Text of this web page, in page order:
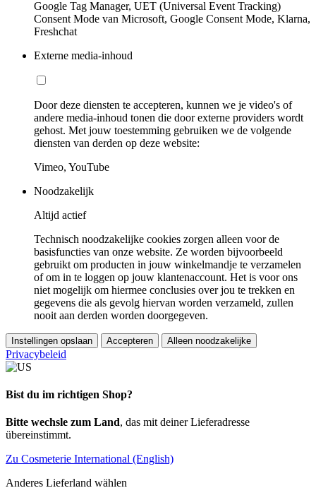
Google Tag Manager, UET (Universal Event Tracking)
Consent Mode van Microsoft, Google Consent Mode, Klarna,
Freshchat
Externe media-inhoud
Door deze diensten te accepteren, kunnen we je video's of
andere media-inhoud tonen die door externe providers wordt
gehost. Met jouw toestemming gebruiken we de volgende
diensten van derden op deze website:
Vimeo, YouTube
Noodzakelijk
Altijd actief
Technisch noodzakelijke cookies zorgen alleen voor de
basisfuncties van onze website. Ze worden bijvoorbeeld
gebruikt om producten in jouw winkelmandje te verzamelen
of om in te loggen op jouw klantenaccount. Het is voor ons
niet mogelijk om hiermee conclusies over jou te trekken en
gegevens die als gevolg hiervan worden verzameld, zullen
nooit aan derden worden doorgegeven.
Instellingen opslaan Accepteren Alleen noodzakelijke
Privacybeleid
Bist du im richtigen Shop?
Bitte wechsle zum Land, das mit deiner Lieferadresse
übereinstimmt.
Zu Cosmeterie International (English)
Anderes Lieferland wählen